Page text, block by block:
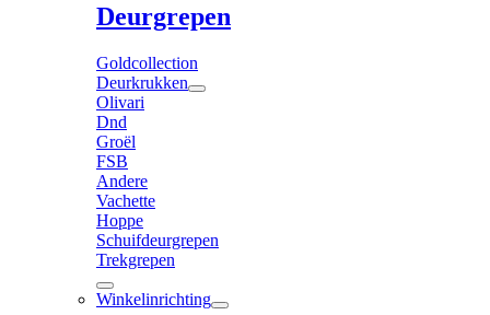
Deurgrepen
Goldcollection
Deurkrukken
Olivari
Dnd
Groël
FSB
Andere
Vachette
Hoppe
Schuifdeurgrepen
Trekgrepen
Winkelinrichting